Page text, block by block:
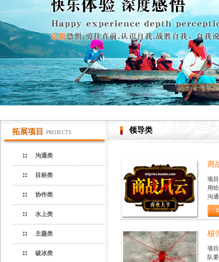
拓展项目 PROJECTS
沟通类
目标类
协作类
水上类
主题类
破冰类
领导类
商
项
用
沟
核
项
队